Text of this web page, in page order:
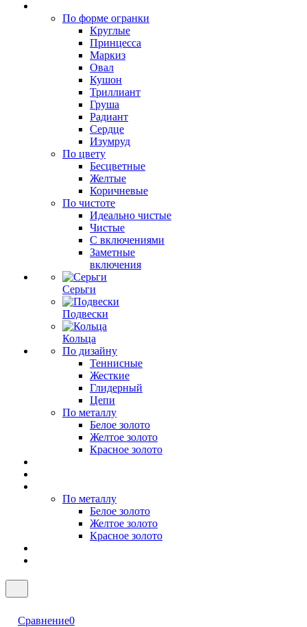
По форме огранки
Круглые
Принцесса
Маркиз
Овал
Кушон
Триллиант
Груша
Радиант
Сердце
Изумруд
По цвету
Бесцветные
Желтые
Коричневые
По чистоте
Идеально чистые
Чистые
С включениями
Заметные
включения
Серьги
Подвески
Кольца
По дизайну
Теннисные
Жесткие
Глидерный
Цепи
По металлу
Белое золото
Желтое золото
Красное золото
По металлу
Белое золото
Желтое золото
Красное золото
Сравнение0